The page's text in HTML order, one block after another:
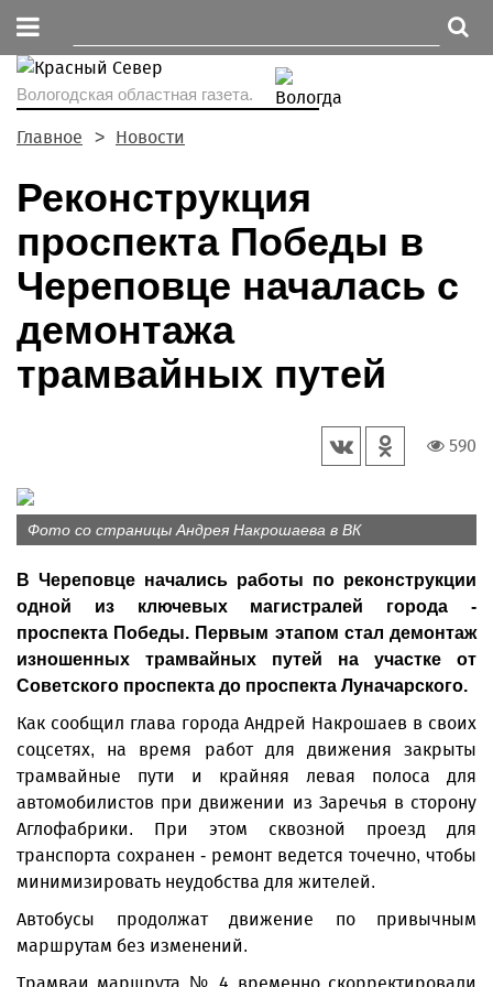
Вологодская областная газета.
Главное Новости
Реконструкция
проспекта Победы в
Череповце началась с
демонтажа
трамвайных путей
590
Фото со страницы Андрея Накрошаева в ВК
В Череповце начались работы по реконструкции
одной из ключевых магистралей города -
проспекта Победы. Первым этапом стал демонтаж
изношенных трамвайных путей на участке от
Советского проспекта до проспекта Луначарского.
Как сообщил глава города Андрей Накрошаев в своих
соцсетях, на время работ для движения закрыты
трамвайные пути и крайняя левая полоса для
автомобилистов при движении из Заречья в сторону
Аглофабрики. При этом сквозной проезд для
транспорта сохранен - ремонт ведется точечно, чтобы
минимизировать неудобства для жителей.
Автобусы продолжат движение по привычным
маршрутам без изменений.